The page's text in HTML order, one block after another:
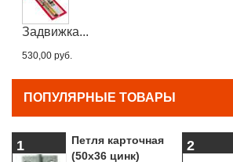
Задвижка...
530,00 руб.
ПОПУЛЯРНЫЕ ТОВАРЫ
1
Петля карточная
(50х36 цинк)
2